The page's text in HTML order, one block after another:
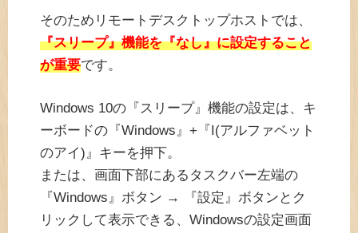
そのためリモートデスクトップホストでは、
『スリープ』機能を『なし』に設定すること
が重要です。
Windows 10の『スリープ』機能の設定は、キ
ーボードの『Windows』+『I(アルファベット
のアイ)』キーを押下。
または、画面下部にあるタスクバー左端の
『Windows』ボタン → 『設定』ボタンとク
リックして表示できる、Windowsの設定画面